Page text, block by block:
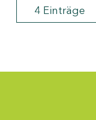
4 Einträge